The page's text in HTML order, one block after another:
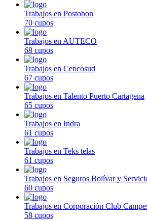
Trabajos en Postobon
70 cupos
Trabajos en AUTECO
68 cupos
Trabajos en Cencosud
67 cupos
Trabajos en Talento Puerto Cartagena
65 cupos
Trabajos en Indra
61 cupos
Trabajos en Teks telas
61 cupos
Trabajos en Seguros Bolívar y
60 cupos
Trabajos en Corporación Club
58 cupos